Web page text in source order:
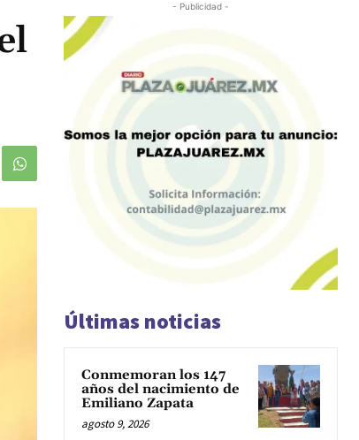
- Publicidad -
Últimas noticias
Conmemoran los 147
años del nacimiento de
Emiliano Zapata
agosto 9, 2026